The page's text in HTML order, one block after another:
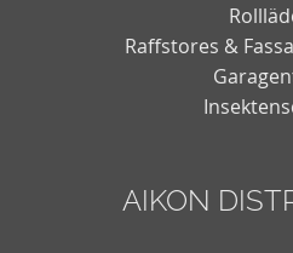
Raffstores &
AIKON